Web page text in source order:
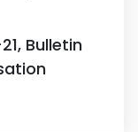
Bulletin